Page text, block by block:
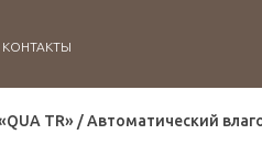
КОНТАКТЫ
TR» / Автоматический